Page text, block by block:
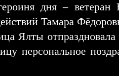
дня – ветеран
Тамара
Ялты
персональное